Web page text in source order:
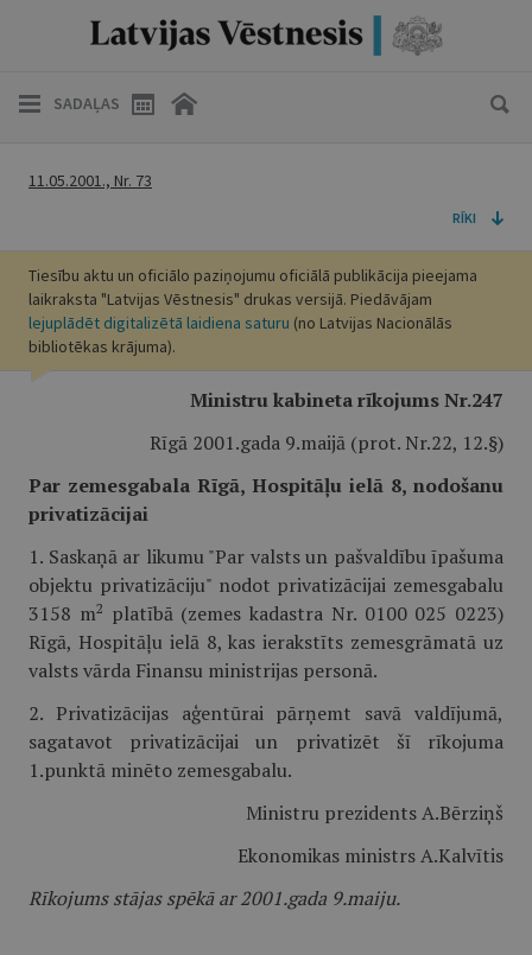
SADAĻAS
11.05.2001., Nr. 73
RĪKI
Tiesību aktu un oficiālo paziņojumu oficiālā publikācija pieejama
laikraksta "Latvijas Vēstnesis" drukas versijā. Piedāvājam
lejuplādēt digitalizētā laidiena saturu (no Latvijas Nacionālās
bibliotēkas krājuma).
Ministru kabineta rīkojums Nr.247
Rīgā 2001.gada 9.maijā (prot. Nr.22, 12.§)
Par zemesgabala Rīgā, Hospitāļu ielā 8, nodošanu
privatizācijai
1. Saskaņā ar likumu "Par valsts un pašvaldību īpašuma
objektu privatizāciju" nodot privatizācijai zemesgabalu
3158 m2 platībā (zemes kadastra Nr. 0100 025 0223)
Rīgā, Hospitāļu ielā 8, kas ierakstīts zemesgrāmatā uz
valsts vārda Finansu ministrijas personā.
2. Privatizācijas aģentūrai pārņemt savā valdījumā,
sagatavot privatizācijai un privatizēt šī rīkojuma
1.punktā minēto zemesgabalu.
Ministru prezidents A.Bērziņš
Ekonomikas ministrs A.Kalvītis
Rīkojums stājas spēkā ar 2001.gada 9.maiju.